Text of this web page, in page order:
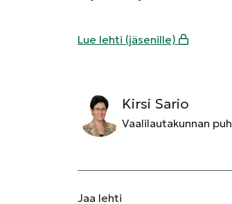
Lue lehti (jäsenille)
Kirsi Sario
Vaalilautakunnan
Jaa lehti